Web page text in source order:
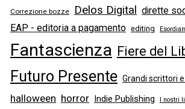
Correzione bozze Delos Digital
dirette
EAP - editoria a pagamento editing
Fantascienza Fiere del
Futuro Presente Grandi scrittori
halloween horror Indie Publishing I nostri